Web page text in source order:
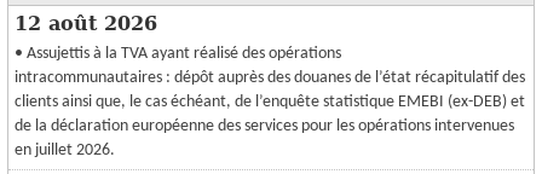
12 août 2026
• Assujettis à la TVA ayant réalisé des opérations
intracommunautaires : dépôt auprès des douanes de l’état récapitulatif des
clients ainsi que, le cas échéant, de l’enquête statistique EMEBI (ex-DEB) et
de la déclaration européenne des services pour les opérations intervenues
en juillet 2026.